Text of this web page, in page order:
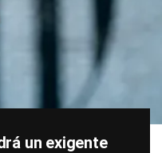
un exigente